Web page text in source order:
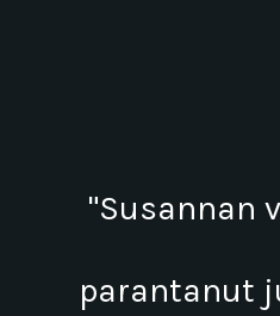
"Susannan
parantanut